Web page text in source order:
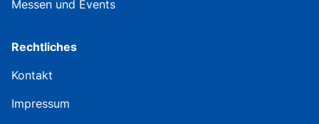
Messen und Events
Rechtliches
Kontakt
Impressum